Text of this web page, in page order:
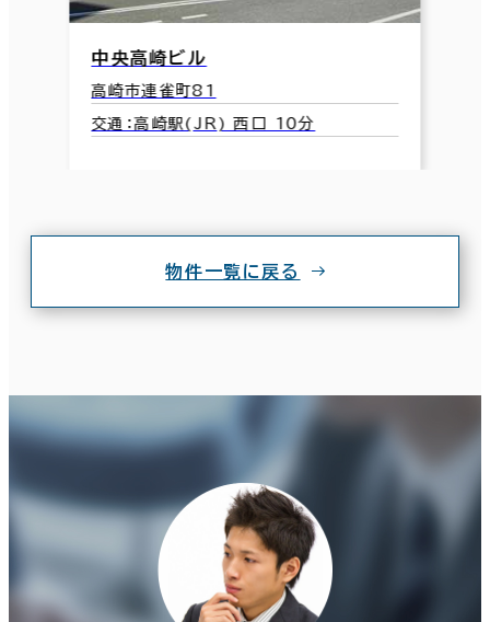
中央高崎ビル
高崎市連雀町81
交通：高崎駅(JR) 西口 10分
物件一覧に戻る